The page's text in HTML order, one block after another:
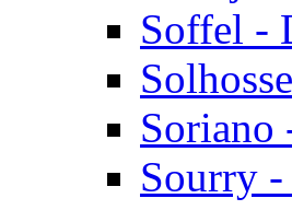
Soffel -
Soriano
Sourry